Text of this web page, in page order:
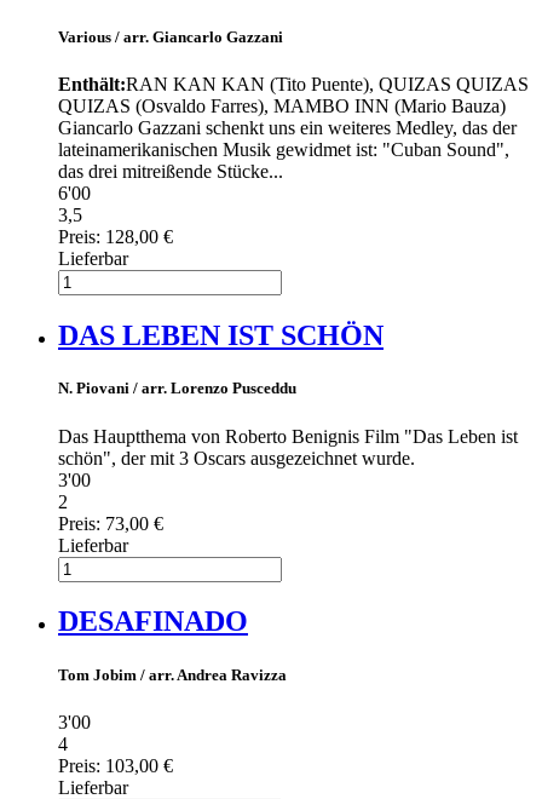
Various / arr. Giancarlo Gazzani
Enthält:RAN KAN KAN (Tito Puente), QUIZAS QUIZAS
QUIZAS (Osvaldo Farres), MAMBO INN (Mario Bauza)
Giancarlo Gazzani schenkt uns ein weiteres Medley, das der
lateinamerikanischen Musik gewidmet ist: "Cuban Sound",
das drei mitreißende Stücke...
6'00
3,5
Preis: 128,00 €
Lieferbar
DAS LEBEN IST SCHÖN
N. Piovani / arr. Lorenzo Pusceddu
Das Hauptthema von Roberto Benignis Film "Das Leben ist
schön", der mit 3 Oscars ausgezeichnet wurde.
3'00
2
Preis: 73,00 €
Lieferbar
DESAFINADO
Tom Jobim / arr. Andrea Ravizza
3'00
4
Preis: 103,00 €
Lieferbar